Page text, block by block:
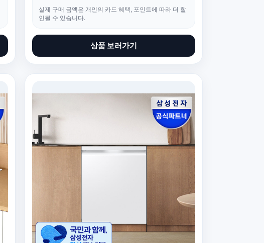
실제 구매 금액은 개인의 카드 혜택, 포인트에 따라 더 할
인될 수 있습니다.
상품 보러가기